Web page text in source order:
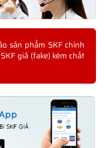
sản phẩm SKF chính
giả (fake) kém chất